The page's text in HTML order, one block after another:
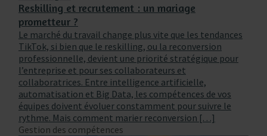
Reskilling et recrutement : un mariage
prometteur ?
Le marché du travail change plus vite que les tendances
TikTok, si bien que le reskilling, ou la reconversion
professionnelle, devient une priorité stratégique pour
l’entreprise et pour ses collaborateurs et
collaboratrices. Entre intelligence artificielle,
automatisation et Big Data, les compétences de vos
équipes doivent évoluer constamment pour suivre le
rythme. Mais comment marier reconversion […]
Gestion des compétences